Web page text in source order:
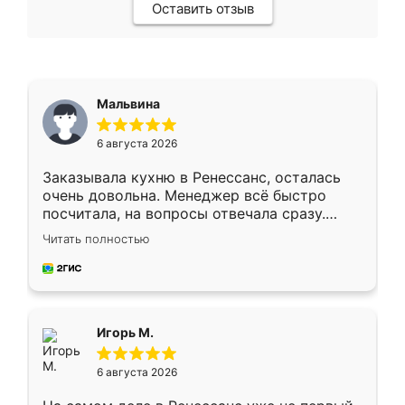
Оставить отзыв
Мальвина
6 августа 2026
Заказывала кухню в Ренессанс, осталась
очень довольна. Менеджер всё быстро
посчитала, на вопросы отвечала сразу.
Замерщик приехал в субботу, подошёл к
делу со всей ответственностью. Собрали
за день, ребята работали аккуратно, даже
Читать полностью
Игорь М.
6 августа 2026